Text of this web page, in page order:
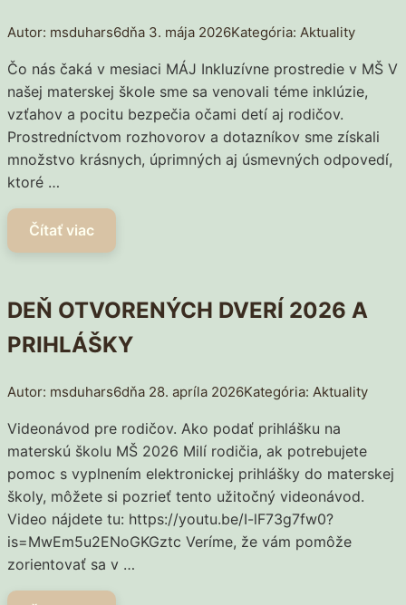
msduhars6 3. mája 2026 Aktuality
Čo nás čaká v mesiaci MÁJ Inkluzívne prostredie v MŠ V
našej materskej škole sme sa venovali téme inklúzie,
vzťahov a pocitu bezpečia očami detí aj rodičov.
Prostredníctvom rozhovorov a dotazníkov sme získali
množstvo krásnych, úprimných aj úsmevných odpovedí,
ktoré …
DEŇ OTVORENÝCH DVERÍ 2026 A
PRIHLÁŠKY
msduhars6 28. apríla 2026 Aktuality
Videonávod pre rodičov. Ako podať prihlášku na
materskú školu MŠ 2026 Milí rodičia, ak potrebujete
pomoc s vyplnením elektronickej prihlášky do materskej
školy, môžete si pozrieť tento užitočný videonávod.
Video nájdete tu: https://youtu.be/I-lF73g7fw0?
is=MwEm5u2ENoGKGztc Veríme, že vám pomôže
zorientovať sa v …